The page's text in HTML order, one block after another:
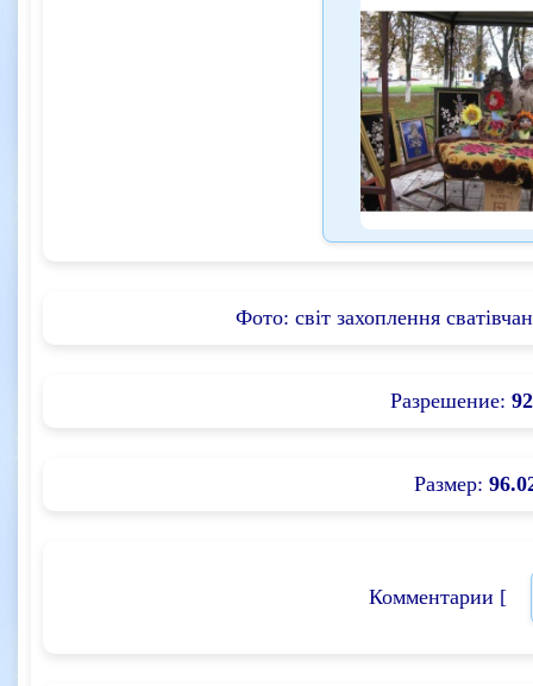
Фото: світ захоплення
Разрешение:
Размер:
Комментарии [